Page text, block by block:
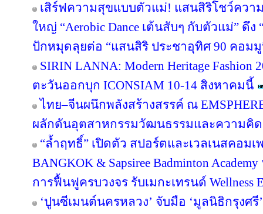
เสิร์ฟความสุขแบบตัวแม่! แสนสิริโชว์ความ
ใหญ่ “Aerobic Dance เต้นสับๆ กับตัวแม่” ดึ
ปักหมุดลุยต่อ “แสนสิริ ประชาอุทิศ 90 คอม
SIRIN LANNA: Modern Heritage
ตะวันออกบุก ICONSIAM 10-14 สิงหาคมนี้
ไทย–จีนผนึกพลังสร้างสรรค์ ณ
ผลักดันอุตสาหกรรมวัฒนธรรมและความคิด
“ล้ำฤทธิ์” เปิดตัว สปอร์ตและเวลเนสคอม
BANGKOK & Sapsiree Badminton
การฟื้นฟูครบวงจร รับเมกะเทรนด์ Wellness
‘ปูนซีเมนต์นครหลวง’ จับมือ ‘มูลนิธิกรุงศรี